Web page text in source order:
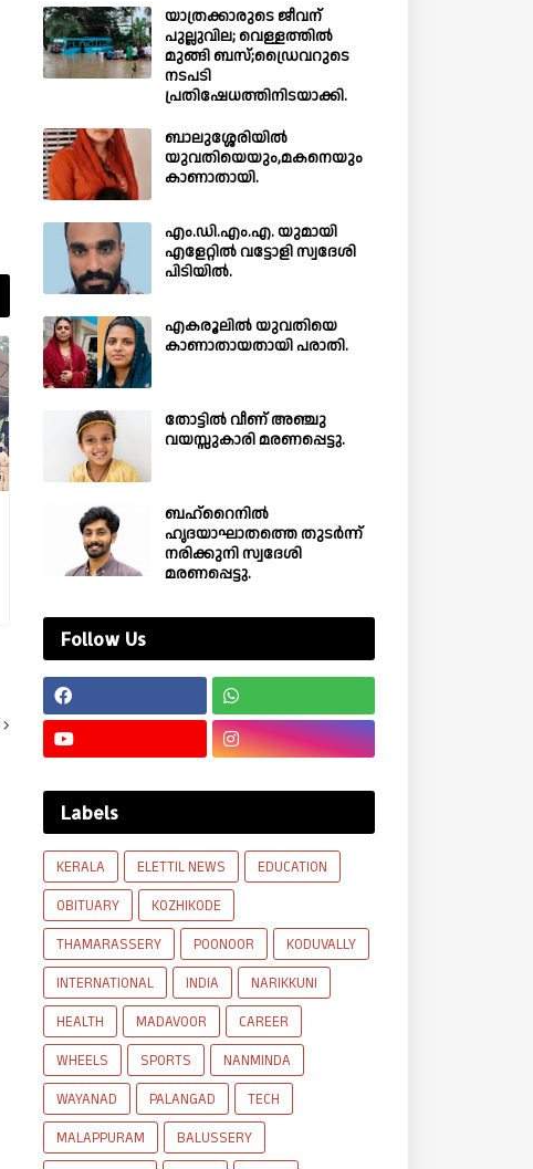
യാത്രക്കാരുടെ ജീവന്
പുല്ലുവില; വെള്ളത്തിൽ
മുങ്ങി ബസ്;ഡ്രൈവറുടെ
നടപടി
പ്രതിഷേധത്തിനിടയാക്കി.
ബാലുശ്ശേരിയില്‍
യുവതിയെയും,മകനെയും
കാണാതായി.
എം.ഡി.എം.എ. യുമായി
എളേറ്റിൽ വട്ടോളി സ്വദേശി
പിടിയിൽ.
എകരൂലിൽ യുവതിയെ
കാണാതായതായി പരാതി.
തോട്ടിൽ വീണ് അഞ്ചു
വയസ്സുകാരി മരണപ്പെട്ടു.
ബഹ്‌റൈനിൽ
ഹൃദയാഘാതത്തെ തുടർന്ന്
നരിക്കുനി സ്വദേശി
മരണപ്പെട്ടു.
Follow Us
Labels
KERALA ELETTIL NEWS
EDUCATION
OBITUARY
KOZHIKODE
THAMARASSERY
POONOOR
KODUVALLY
INTERNATIONAL
INDIA
NARIKKUNI
HEALTH
MADAVOOR
CAREER
WHEELS
SPORTS
NANMINDA
WAYANAD
PALANGAD
TECH
MALAPPURAM
BALUSSERY